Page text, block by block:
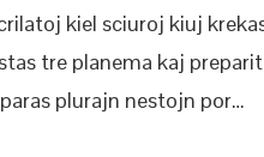
kiel sciuroj kiuj
tre planema kaj
plurajn nestojn por…